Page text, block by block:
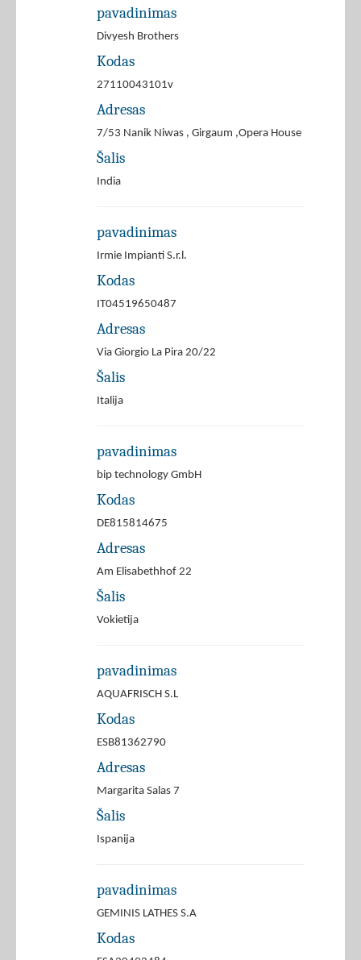
pavadinimas
Divyesh Brothers
Kodas
27110043101v
Adresas
7/53 Nanik Niwas , Girgaum ,Opera House
Šalis
India
pavadinimas
Irmie Impianti S.r.l.
Kodas
IT04519650487
Adresas
Via Giorgio La Pira 20/22
Šalis
Italija
pavadinimas
bip technology GmbH
Kodas
DE815814675
Adresas
Am Elisabethhof 22
Šalis
Vokietija
pavadinimas
AQUAFRISCH S.L
Kodas
ESB81362790
Adresas
Margarita Salas 7
Šalis
Ispanija
pavadinimas
GEMINIS LATHES S.A
Kodas